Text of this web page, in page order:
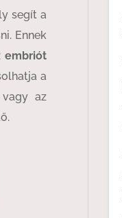
segít a
Ennek
embriót
a
az